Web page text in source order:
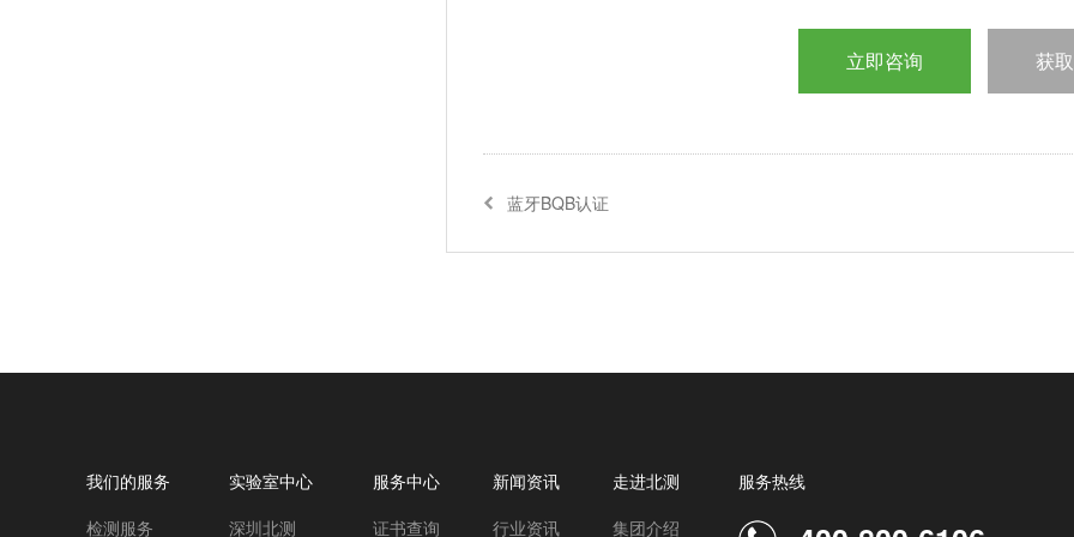
立即咨询 获
蓝牙BQB认证
我们的服务
检测服务
实验室中心
深圳北测
服务中心
证书查询
新闻资讯
行业资讯
走进北测
集团介绍
服务热线